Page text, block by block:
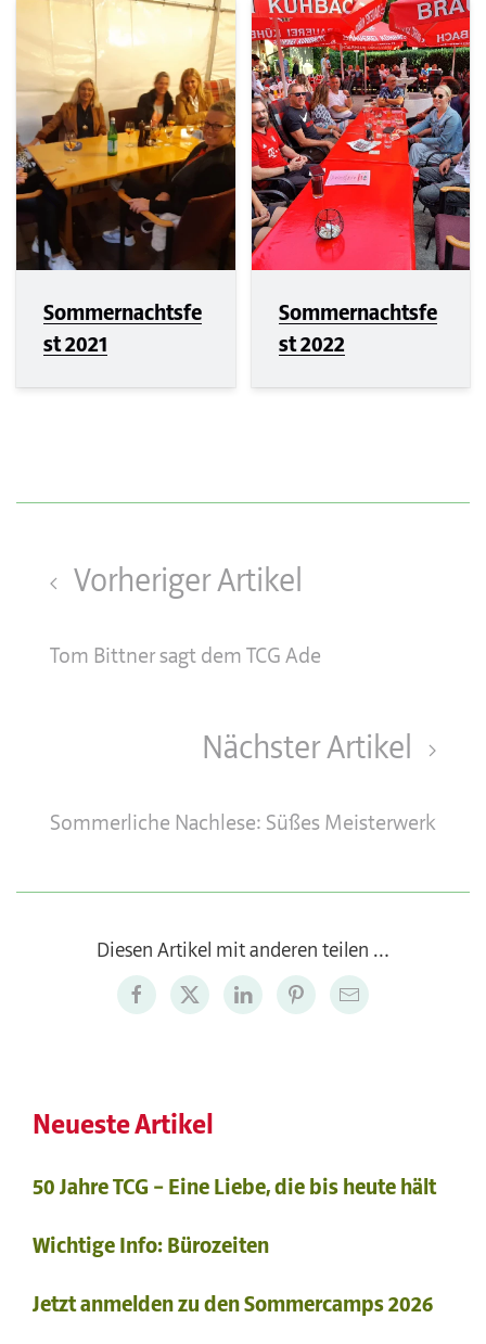
Sommernachtsfe
st 2021
Sommernachtsfe
st 2022
Vorheriger Artikel
Tom Bittner sagt dem TCG Ade
Nächster Artikel
Sommerliche Nachlese: Süßes Meisterwerk
Diesen Artikel mit anderen teilen …
Neueste Artikel
50 Jahre TCG – Eine Liebe, die bis heute hält
Wichtige Info: Bürozeiten
Jetzt anmelden zu den Sommercamps 2026